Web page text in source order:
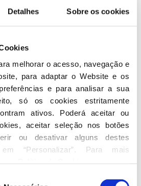
Detalhes Sobre os cookies
melhorar o acesso, navegação e
para adaptar o Website e os
e para analisar a sua
só os cookies estritamente
ativos. Poderá aceitar ou
aceitar seleção nos botões
ou desativar alguns destes
“Personalizar”. Para mais
Faria de Oliveira